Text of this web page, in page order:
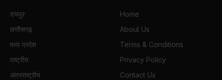
रायपुर
छत्तीसगढ़
मध्य प्रदेश
राष्ट्रीय
अंतरराष्ट्रीय
Home
About Us
Terms & Conditions
Privacy Policy
Contact Us